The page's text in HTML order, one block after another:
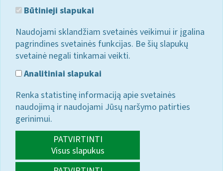
Būtinieji slapukai
Naudojami sklandžiam svetainės veikimui ir įgalina
pagrindines svetainės funkcijas. Be šių slapukų
svetainė negali tinkamai veikti.
Analitiniai slapukai
Renka statistinę informaciją apie svetainės
naudojimą ir naudojami Jūsų naršymo patirties
gerinimui.
PATVIRTINTI
Visus slapukus